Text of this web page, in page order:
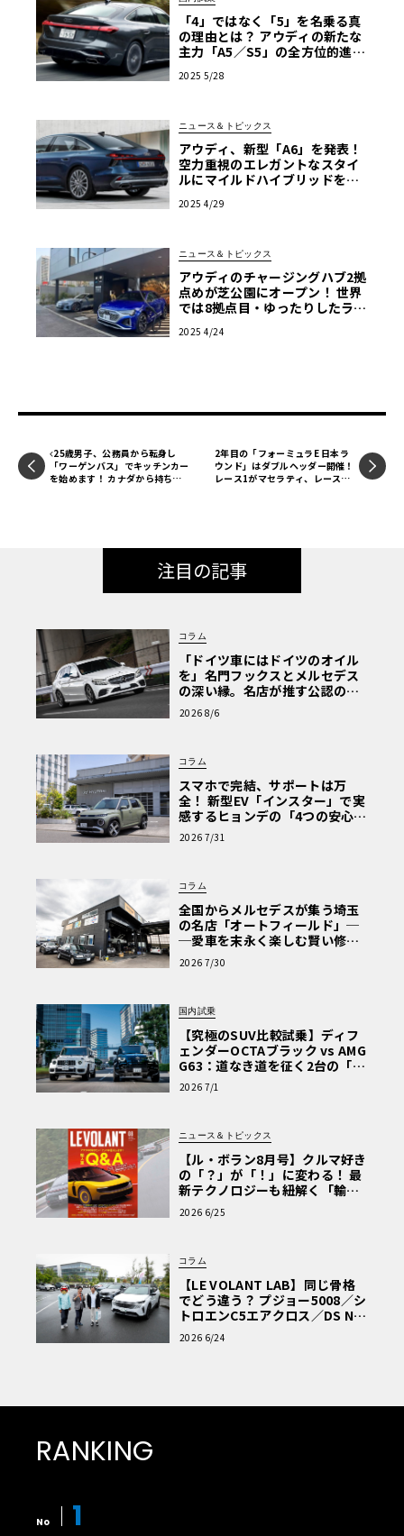
「4」ではなく「5」を名乗る真
の理由とは？ アウディの新たな
主力「A5／S5」の全方位的進化
2025 5/28
ニュース＆トピックス
アウディ、新型「A6」を発表！
空力重視のエレガントなスタイ
ルにマイルドハイブリッドを搭
2025 4/29
ニュース＆トピックス
アウディのチャージングハブ2拠
点めが芝公園にオープン！ 世界
では8拠点目・ゆったりしたラウ
2025 4/24
25歳男子、公務員から転身し
「ワーゲンバス」でキッチンカー
を始めます！ カナダから持ち帰
2年目の「フォーミュラE 日本ラ
ウンド」はダブルヘッダー開催！
レース1がマセラティ、レース2
注目の記事
コラム
「ドイツ車にはドイツのオイル
を」名門フックスとメルセデス
の深い縁。名店が推す公認の安
心と、Cクラスで味わうシルキー
な走り〈PR〉
2026 8/6
コラム
スマホで完結、サポートは万
全！ 新型EV「インスター」で実
感するヒョンデの「4つの安心」
【第1回・ヒョンデ6つの疑問：
Why? Hyundai?】〈PR〉
2026 7/31
コラム
全国からメルセデスが集う埼玉
の名店「オートフィールド」─
─愛車を末永く楽しむ賢い修理
術と、プロがフックス製オイル
を選ぶ理由〈PR〉
2026 7/30
国内試乗
【究極のSUV比較試乗】ディフ
ェンダーOCTAブラック vs AMG
G63：道なき道を征く2台の「対
極的アプローチ」
2026 7/1
ニュース＆トピックス
【ル・ボラン8月号】クルマ好き
の「？」が「！」に変わる！ 最
新テクノロジーも紐解く「輸入
車Q&A」
2026 6/25
コラム
【LE VOLANT LAB】同じ骨格
でどう違う？ プジョー5008／シ
トロエンC5エアクロス／DS Nº4
読者一気乗りレポート
2026 6/24
RANKING
No 1